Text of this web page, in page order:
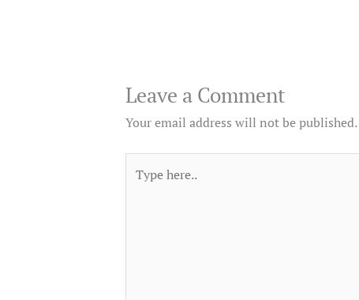
Leave a Comment
Your email address will not be published.
here..